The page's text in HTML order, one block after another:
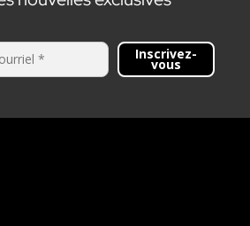
Inscrivez-
vous